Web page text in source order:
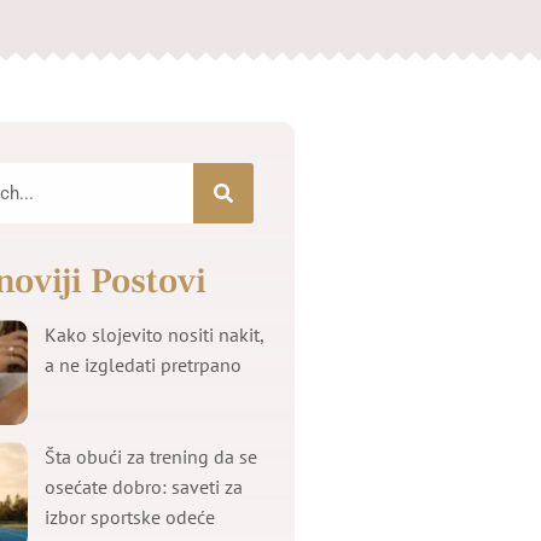
Postovi
Kako slojevito nositi nakit,
a ne izgledati pretrpano
Šta obući za trening da se
osećate dobro: saveti za
izbor sportske odeće